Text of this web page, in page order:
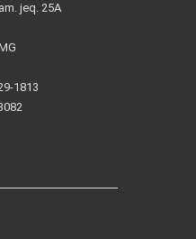
jeq. 25A
1813